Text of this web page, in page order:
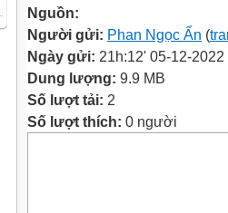
Nguồn:
Người gửi: Phan Ngọc Ẩn (
Ngày gửi: 21h:12' 05-12-2022
Dung lượng: 9.9 MB
Số lượt tải: 2
Số lượt thích: 0 người